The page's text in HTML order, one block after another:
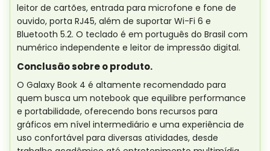
leitor de cartões, entrada para microfone e fone de
ouvido, porta RJ45, além de suportar Wi-Fi 6 e
Bluetooth 5.2. O teclado é em português do Brasil com
numérico independente e leitor de impressão digital.
Conclusão sobre o produto.
O Galaxy Book 4 é altamente recomendado para
quem busca um notebook que equilibre performance
e portabilidade, oferecendo bons recursos para
gráficos em nível intermediário e uma experiência de
uso confortável para diversas atividades, desde